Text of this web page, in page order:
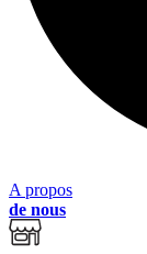
A propos
de nous